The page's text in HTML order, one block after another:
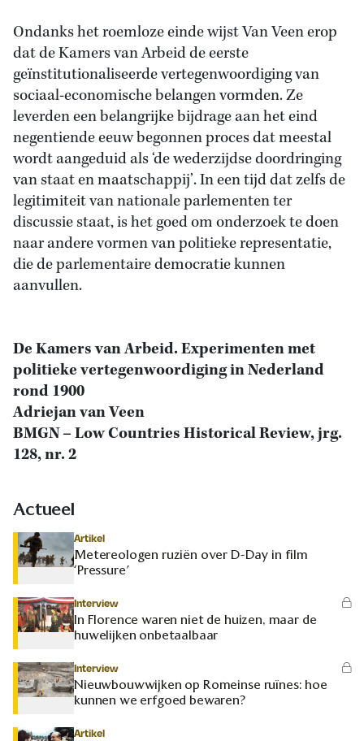
Ondanks het roemloze einde wijst Van Veen erop
dat de Kamers van Arbeid de eerste
geïnstitutionaliseerde vertegenwoordiging van
sociaal-economische belangen vormden. Ze
leverden een belangrijke bijdrage aan het eind
negentiende eeuw begonnen proces dat meestal
wordt aangeduid als ‘de wederzijdse doordringing
van staat en maatschappij’. In een tijd dat zelfs de
legitimiteit van nationale parlementen ter
discussie staat, is het goed om onderzoek te doen
naar andere vormen van politieke representatie,
die de parlementaire democratie kunnen
aanvullen.
De Kamers van Arbeid. Experimenten met
politieke vertegenwoordiging in Nederland
rond 1900
Adriejan van Veen
BMGN – Low Countries Historical Review, jrg.
128, nr. 2
Actueel
Artikel
Metereologen ruziën over D-Day in film
‘Pressure’
Interview
In Florence waren niet de huizen, maar de
huwelijken onbetaalbaar
Interview
Nieuwbouwwijken op Romeinse ruïnes: hoe
kunnen we erfgoed bewaren?
Artikel